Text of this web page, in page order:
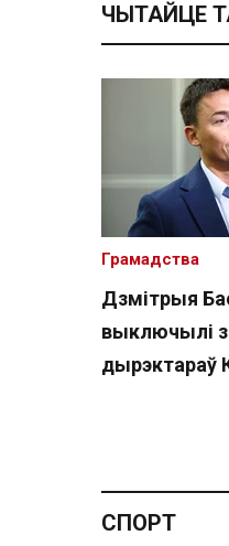
ЧЫТАЙЦЕ
Дзмітрыя
выключылі
дырэктараў
Грамадства
СПОРТ